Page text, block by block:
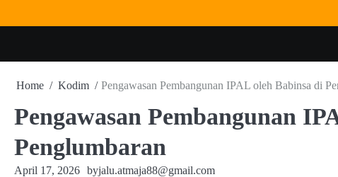
to
Home Kodim Pengawasan Pembangunan IPAL oleh Babinsa di
Pengawasan Pembangunan
Penglumbaran
April 17, 2026 byjalu.atmaja88@gmail.com